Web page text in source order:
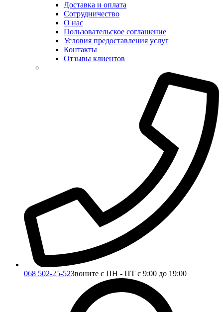
Доставка и оплата
Сотрудничество
О нас
Пользовательское соглашение
Условия предоставления услуг
Контакты
Отзывы клиентов
068 502-25-52Звоните с ПН - ПТ с 9:00 до 19:00